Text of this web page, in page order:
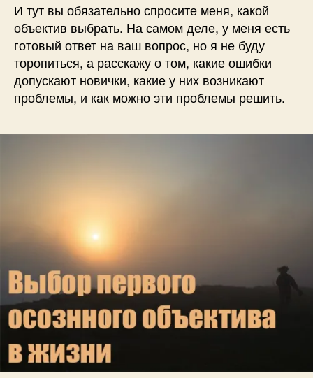
И тут вы обязательно спросите меня, какой
объектив выбрать. На самом деле, у меня есть
готовый ответ на ваш вопрос, но я не буду
торопиться, а расскажу о том, какие ошибки
допускают новички, какие у них возникают
проблемы, и как можно эти проблемы решить.